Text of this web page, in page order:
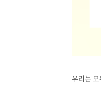
우리는